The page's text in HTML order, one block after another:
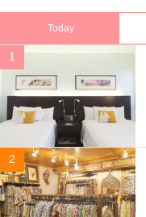
Today